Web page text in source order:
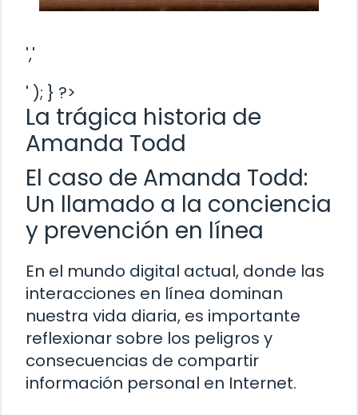
','
' ); } ?>
La trágica historia de
Amanda Todd
El caso de Amanda Todd:
Un llamado a la conciencia
y prevención en línea
En el mundo digital actual, donde las
interacciones en línea dominan
nuestra vida diaria, es importante
reflexionar sobre los peligros y
consecuencias de compartir
información personal en Internet.